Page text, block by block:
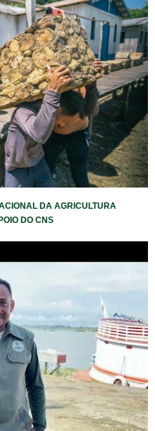
DA AGRICULTURA
DO CNS